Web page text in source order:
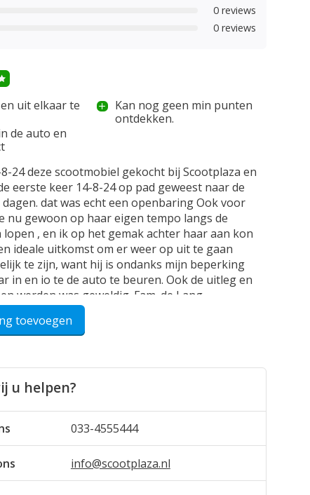
0 reviews
0 reviews
uit elkaar te
de auto en
Kan nog geen min punten
ontdekken.
24 deze scootmobiel gekocht bij Scootplaza en
eerste keer 14-8-24 op pad geweest naar de
dat was echt een openbaring Ook voor
nu gewoon op haar eigen tempo langs de
, en ik op het gemak achter haar aan kon
ideale uitkomst om er weer op uit te gaan
te zijn, want hij is ondanks mijn beperking
in en io te de auto te beuren. Ook de uitleg en
werden was geweldig. Fam. de Lang
2024
over de scootmobiel en wat nog veel beter is
GoGo iets meer bereik heb dan mijn vorige
ook erg praktisch is dat je de accupak eruit
zijn hiermee goed geholpen en wat mij betreft
2023
toevoegen
u helpen?
033-4555444
info@scootplaza.nl